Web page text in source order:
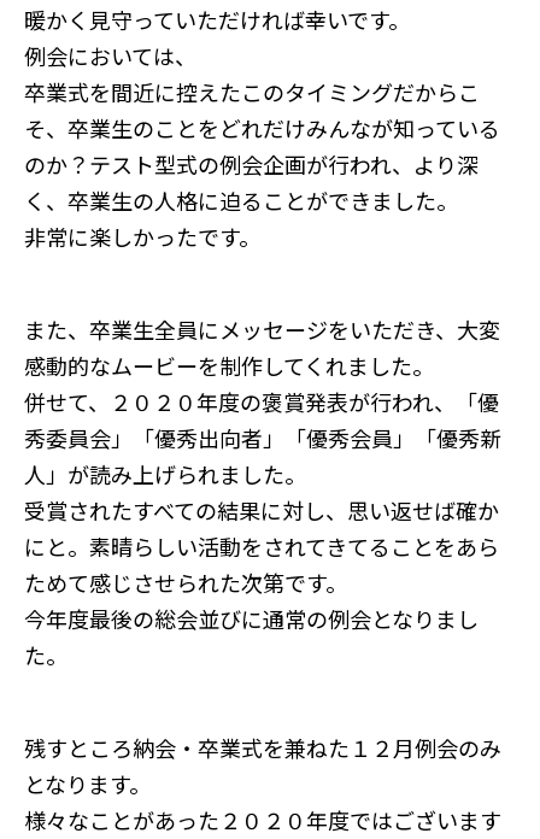
暖かく見守っていただければ幸いです。
例会においては、
卒業式を間近に控えたこのタイミングだからこ
そ、卒業生のことをどれだけみんなが知っている
のか？テスト型式の例会企画が行われ、より深
く、卒業生の人格に迫ることができました。
非常に楽しかったです。
また、卒業生全員にメッセージをいただき、大変
感動的なムービーを制作してくれました。
併せて、２０２０年度の褒賞発表が行われ、「優
秀委員会」「優秀出向者」「優秀会員」「優秀新
人」が読み上げられました。
受賞されたすべての結果に対し、思い返せば確か
にと。素晴らしい活動をされてきてることをあら
ためて感じさせられた次第です。
今年度最後の総会並びに通常の例会となりまし
た。
残すところ納会・卒業式を兼ねた１２月例会のみ
となります。
様々なことがあった２０２０年度ではございます